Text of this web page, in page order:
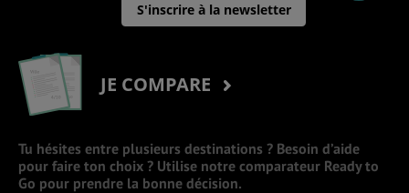
S'inscrire à la newsletter
JE COMPARE
Tu hésites entre plusieurs destinations ? Besoin d’aide
pour faire ton choix ? Utilise notre comparateur Ready to
Go pour prendre la bonne décision.